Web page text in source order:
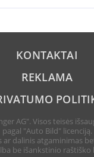
KONTAKTAI
REKLAMA
AG". Visos teisės
pagal "Auto Bild" licenciją.
ar dalinis atgaminimas
be išankstinio raštiško